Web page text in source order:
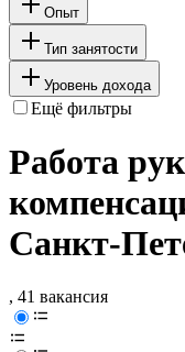
Опыт
Тип занятости
Уровень дохода
Ещё фильтры
Работа
Санкт-
, 41 вакансия